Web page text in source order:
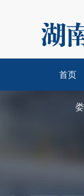
首页